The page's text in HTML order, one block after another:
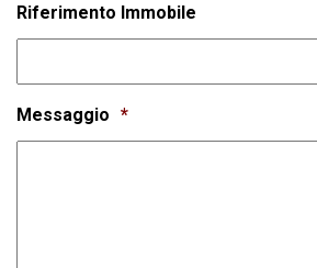
Riferimento Immobile
Messaggio *